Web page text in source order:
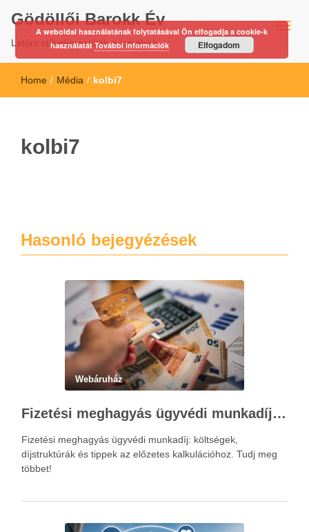
Gödöllői Barokk Év
Letűnt stíluskorszakok nyomában…
Home / Média / kolbi7
kolbi7
Hasonló bejegyézések
Webáruház
Fizetési meghagyás ügyvédi munkadíja: teljes költségvetési útmutató
Fizetési meghagyás ügyvédi munkadíj: költségek,
díjstruktúrák és tippek az előzetes kalkulációhoz. Tudj meg
többet!
A weboldal használatának folytatásával Ön elfogadja a cookie-k
használatátTovábbi információk Elfogadom